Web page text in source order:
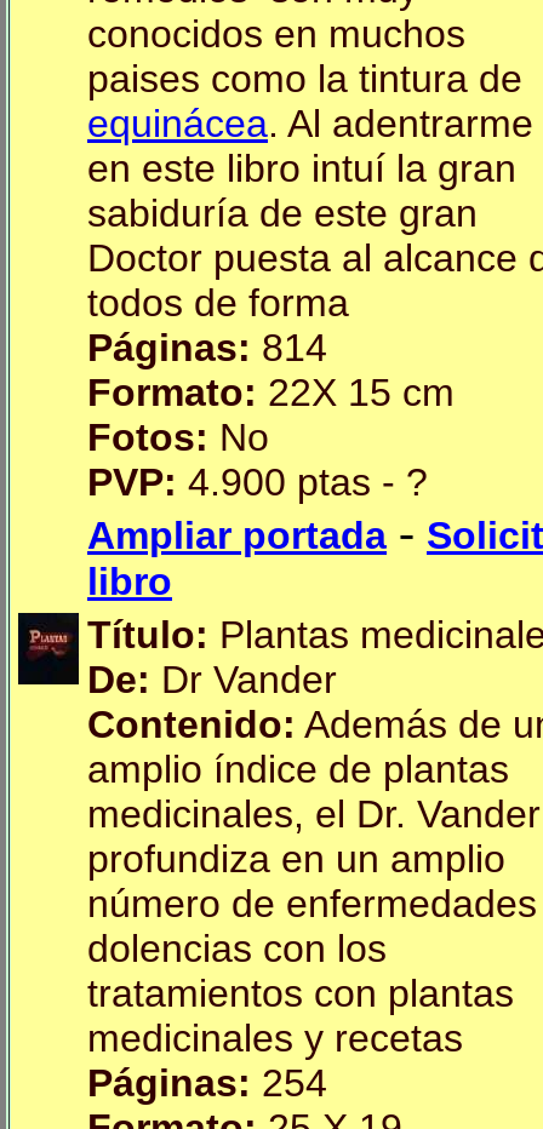
conocidos en muchos
paises como la tintura de
equinácea. Al adentrarme
en este libro intuí la gran
sabiduría de este gran
Doctor puesta al alcance
todos de forma
Páginas: 814
Formato: 22X 15 cm
Fotos: No
PVP: 4.900 ptas - ?
Ampliar portada -
libro
Título: Plantas
De: Dr Vander
Contenido: Además de
amplio índice de plantas
medicinales, el Dr. Vander
profundiza en un amplio
número de
dolencias con los
tratamientos con plantas
medicinales y recetas
Páginas: 254